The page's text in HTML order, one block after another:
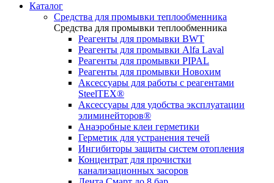
Каталог
Средства для промывки теплообменника
Средства для промывки теплообменника
Реагенты для промывки BWT
Реагенты для промывки Alfa Laval
Реагенты для промывки PIPAL
Реагенты для промывки Новохим
Аксессуары для работы с реагентами
SteelTEX®
Аксессуары для удобства эксплуатации
элиминейторов®
Анаэробные клеи герметики
Герметик для устранения течей
Ингибиторы защиты систем отопления
Концентрат для прочистки
канализационных засоров